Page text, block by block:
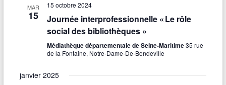
MAR
15
15 octobre 2024
Journée interprofessionnelle « Le rôle
social des bibliothèques »
Médiathèque départementale de Seine-Maritime35 rue
de la Fontaine, Notre-Dame-De-Bondeville
janvier 2025